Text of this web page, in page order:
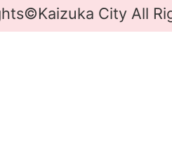
City All